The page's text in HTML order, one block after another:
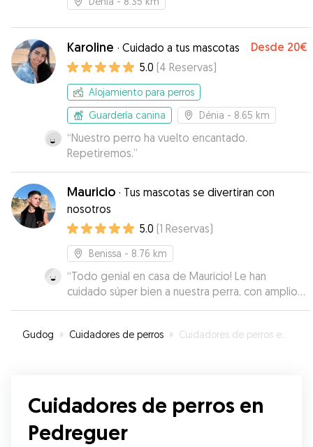
Karoline · Cuidado a tus mascotas Desde 20€
5.0 (4 Reservas)
Alojamiento para perros
Guardería canina
Dénia - 8.65 km
“Nuestro perro ha vuelto encantado.
Repetiremos.”
Mauricio · Tus mascotas se divertiran con
nosotros
5.0 (1 Reservas)
Benissa - 8.76 km
“Todo genial en casa de Mauricio! Le han
cuidado súper bien a nuestra perra, con amplios
paseos y tranquilidad en casa. Repitirémos!”
Gudog » Cuidadores de perros » Cuidadores de perros en Pedreguer
Cuidadores de perros en
Pedreguer